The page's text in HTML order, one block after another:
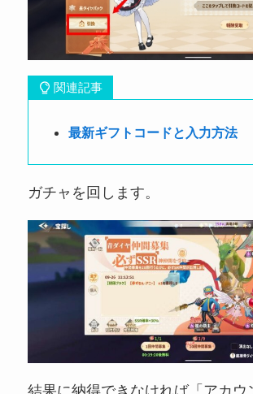
関連記事
最新ギフトコードと入力方法
ガチャを回します。
結果に納得できなければ「アカウ